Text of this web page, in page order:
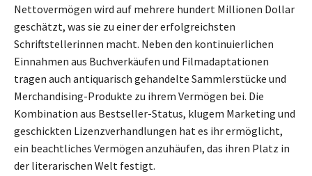
Nettovermögen wird auf mehrere hundert Millionen Dollar
geschätzt, was sie zu einer der erfolgreichsten
Schriftstellerinnen macht. Neben den kontinuierlichen
Einnahmen aus Buchverkäufen und Filmadaptationen
tragen auch antiquarisch gehandelte Sammlerstücke und
Merchandising-Produkte zu ihrem Vermögen bei. Die
Kombination aus Bestseller-Status, klugem Marketing und
geschickten Lizenzverhandlungen hat es ihr ermöglicht,
ein beachtliches Vermögen anzuhäufen, das ihren Platz in
der literarischen Welt festigt.